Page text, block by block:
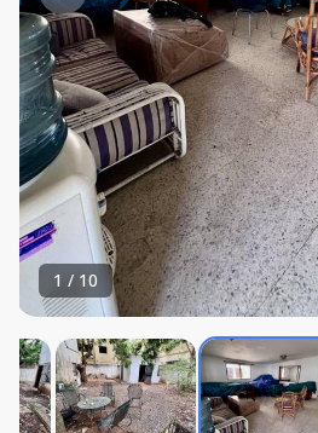
1 / 10